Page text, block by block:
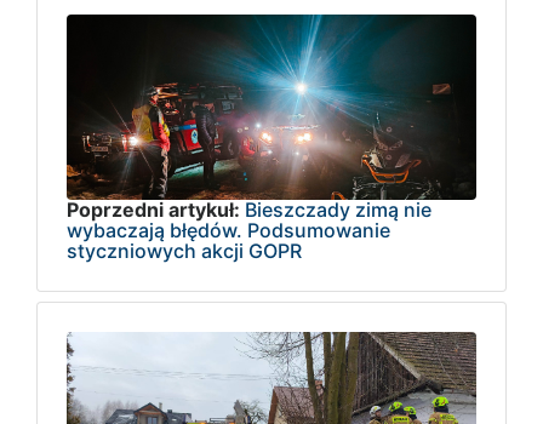
Poprzedni artykuł: Bieszczady zimą nie
wybaczają błędów. Podsumowanie
styczniowych akcji GOPR